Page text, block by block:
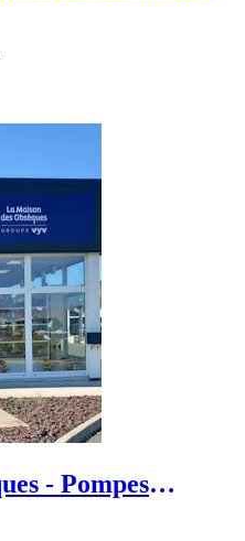
- Pompes